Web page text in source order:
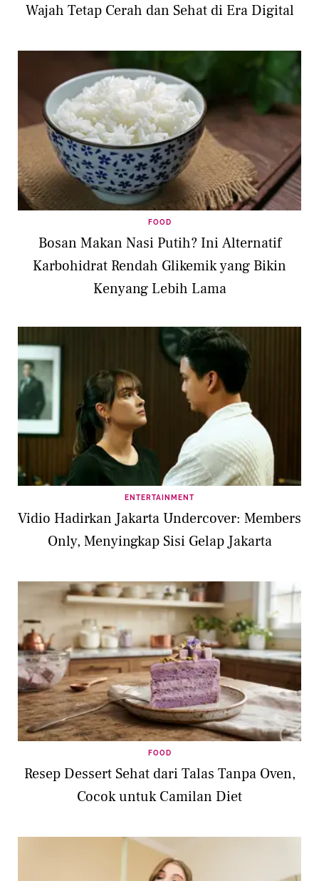
Wajah Tetap Cerah dan Sehat di Era Digital
FOOD
Bosan Makan Nasi Putih? Ini Alternatif
Karbohidrat Rendah Glikemik yang Bikin
Kenyang Lebih Lama
ENTERTAINMENT
Vidio Hadirkan Jakarta Undercover: Members
Only, Menyingkap Sisi Gelap Jakarta
FOOD
Resep Dessert Sehat dari Talas Tanpa Oven,
Cocok untuk Camilan Diet